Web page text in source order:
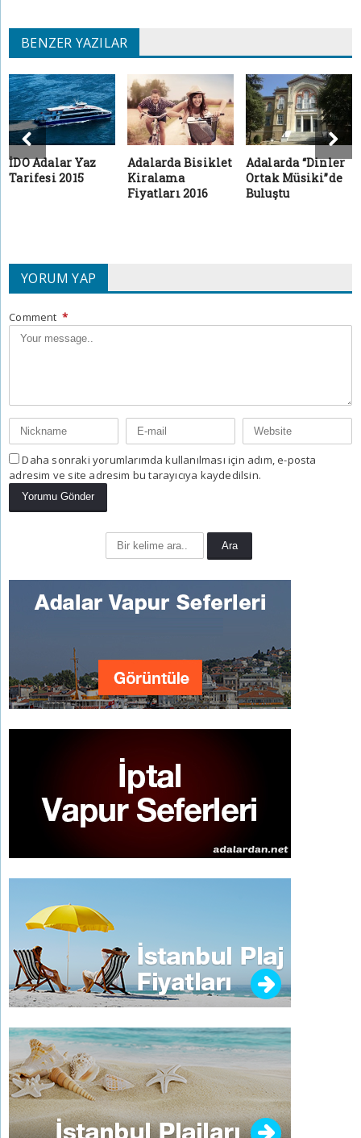
BENZER YAZILAR
İDO Adalar Yaz
Tarifesi 2015
Adalarda Bisiklet
Kiralama
Fiyatları 2016
Adalarda “Dinler
Ortak Müsiki”de
Buluştu
YORUM YAP
Comment *
Daha sonraki yorumlarımda kullanılması için adım, e-posta
adresim ve site adresim bu tarayıcıya kaydedilsin.